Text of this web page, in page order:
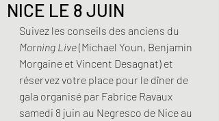
NICE LE 8 JUIN
Suivez les conseils des anciens du
Morning Live (Michael Youn, Benjamin
Morgaine et Vincent Desagnat) et
réservez votre place pour le dîner de
gala organisé par Fabrice Ravaux
samedi 8 juin au Negresco de Nice au